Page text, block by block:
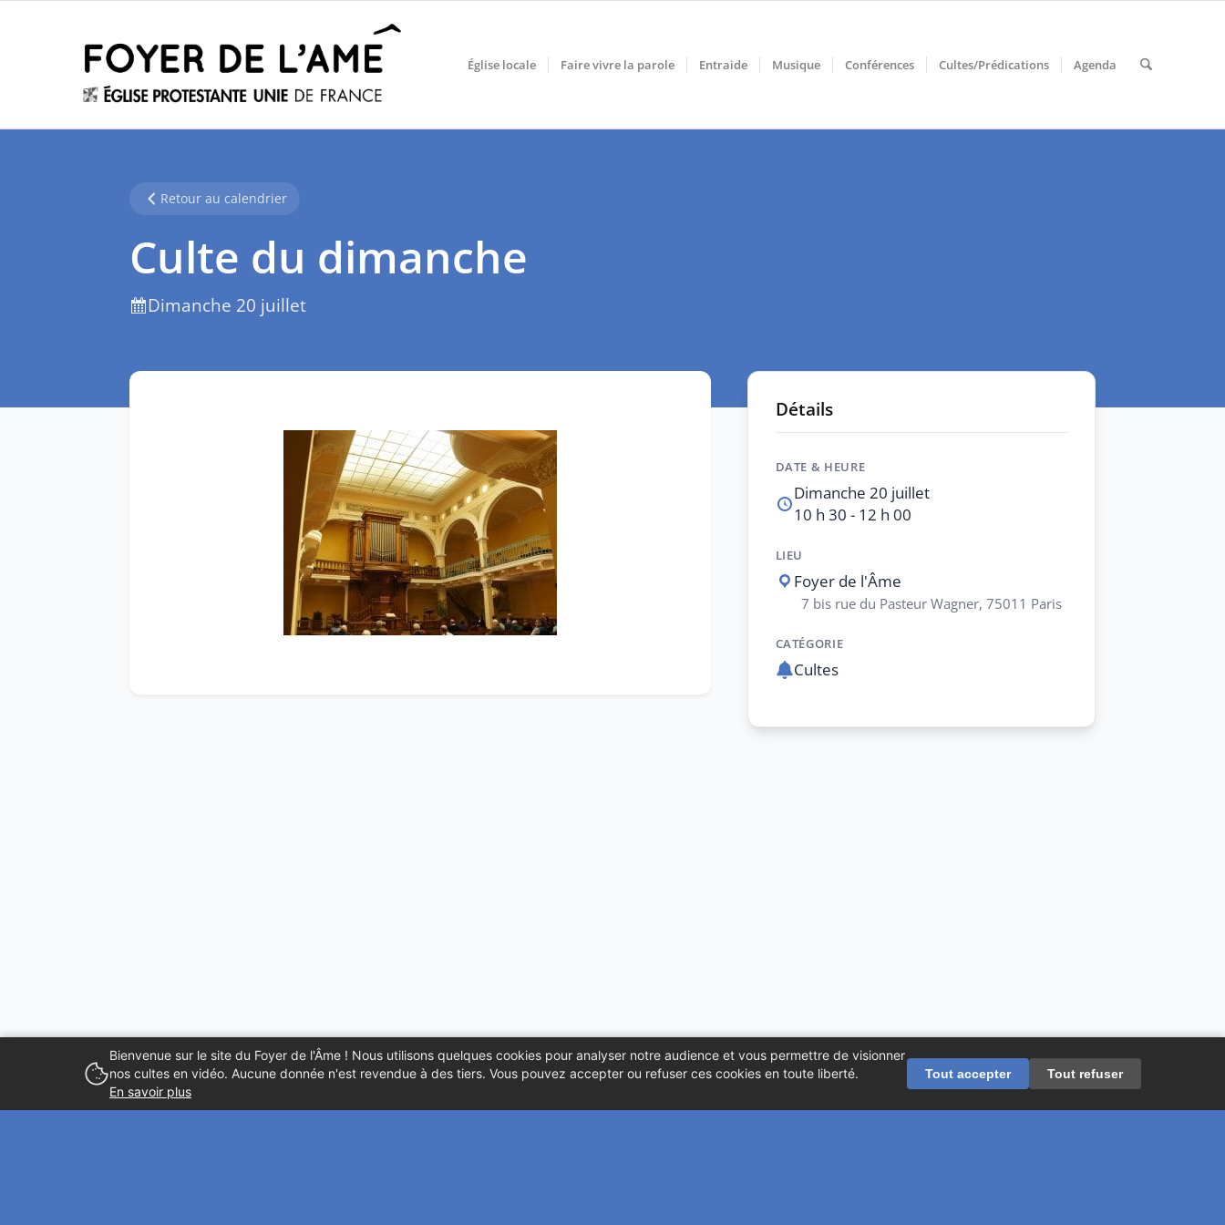
Église locale Faire vivre la parole Entraide Musique Conférences Cultes/Prédications Agenda
Retour au calendrier
Culte du dimanche
Dimanche 20 juillet
Détails
DATE & HEURE
Dimanche 20 juillet
10 h 30 - 12 h 00
LIEU
Foyer de l'Âme
7 bis rue du Pasteur Wagner, 75011 Paris
CATÉGORIE
Cultes
Bienvenue sur le site du Foyer de l'Âme ! Nous utilisons quelques cookies pour analyser notre audience et vous permettre de visionner
nos cultes en vidéo. Aucune donnée n'est revendue à des tiers. Vous pouvez accepter ou refuser ces cookies en toute liberté.
En savoir plus
Tout accepter Tout refuser